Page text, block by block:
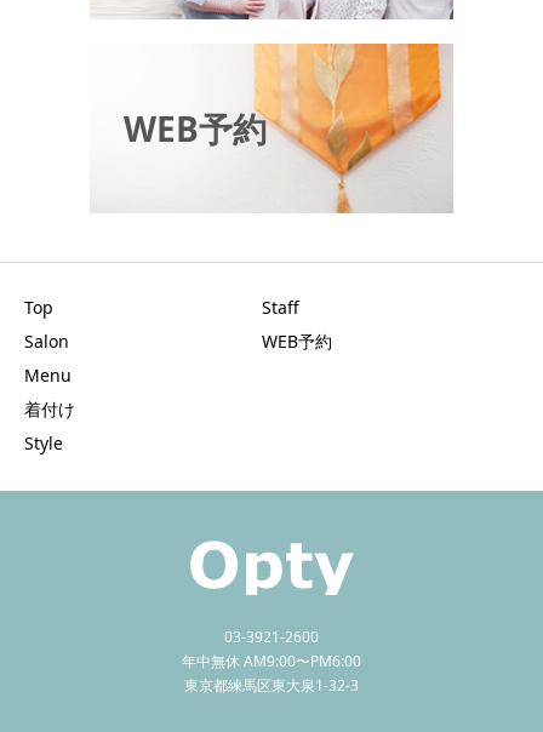
WEB予約
Top
Salon
Menu
着付け
Style
Staff
WEB予約
03-3921-2600
年中無休 AM9:00〜PM6:00
東京都練馬区東大泉1-32-3